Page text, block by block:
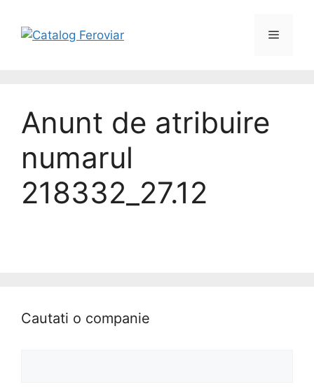
Anunt de atribuire
numarul
218332_27.12
Cautati o companie